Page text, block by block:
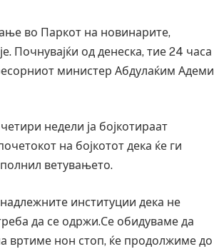
во Паркот на новинарите,
Почнувајќи од денеска, тие 24 часа
ресорниот министер Абдулаќим Адеми
недели ја бојкотираат
на бојкотот дека ќе ги
ветувањето.
институции дека не
да се одржи.Се обидуваме да
вртиме нон стоп, ќе продолжиме до
во Тајланд
AUGUST 7, 2026